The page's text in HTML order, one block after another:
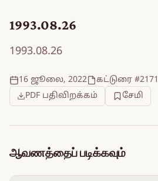
1993.08.26
1993.08.26
16 ஜூலை, 2022
கட்டுரை #2171
PDF பதிவிறக்கம்
சேமி
ஆவணத்தைப் படிக்கவும்